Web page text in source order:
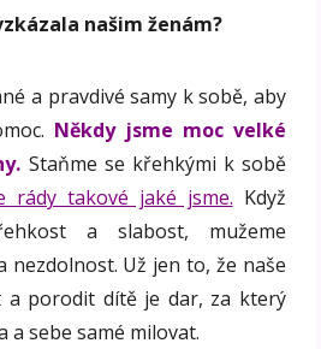
našim ženám?
a pravdivé samy k sobě, aby
Někdy jsme moc velké
Staňme se křehkými k sobě
rády takové jaké jsme. Když
a slabost, mužeme
Už jen to, že naše
a porodit dítě je dar, za který
a sebe samé milovat.